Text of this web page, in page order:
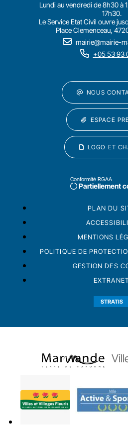
Lundi au vendredi de 8h30 à
17h30.
Le Service Etat Civil ouvre
Place Clemenceau,
mairie@mairie-
+05 53 93
NOUS
ESPACE
LOGO ET
Conformité RGAA
Partiellement
PLAN DU
MENTIONS
POLITIQUE DE
GESTION DES
STRATIS